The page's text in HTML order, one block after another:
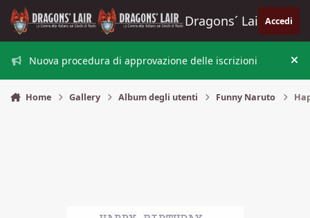
Vai al contenuto
Dragons´ Lair Accedi
Nuova procedura di approvazione delle iscrizioni
Home Gallery Album degli utenti Funny Naruto